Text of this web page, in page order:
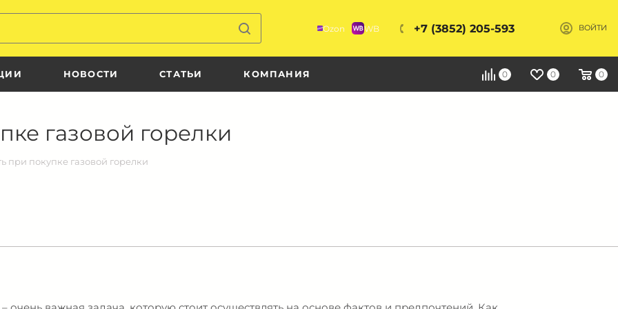
Ozon WB +7 (3852) 205-593 ВОЙТИ
НОВОСТИ СТАТЬИ КОМПАНИЯ 0 0 0
газовой горелки
при покупке газовой горелки